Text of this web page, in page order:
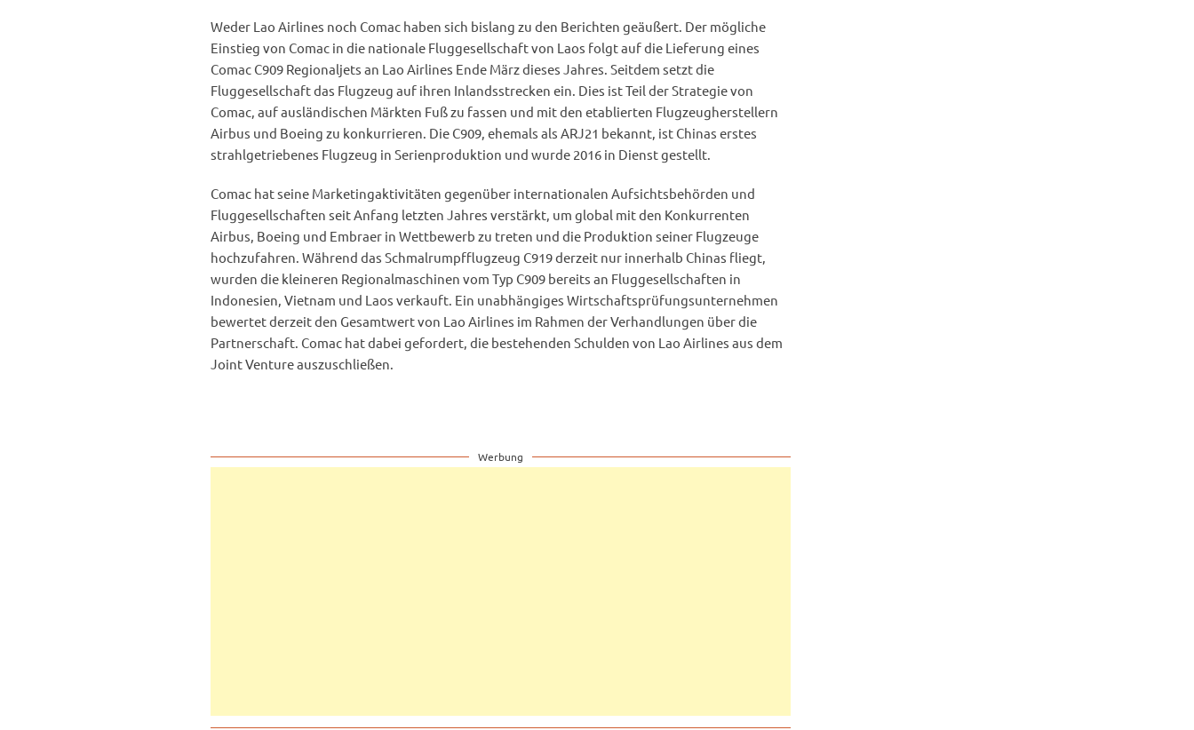
Weder Lao Airlines noch Comac haben sich bislang zu den Berichten geäußert. Der mögliche
Einstieg von Comac in die nationale Fluggesellschaft von Laos folgt auf die Lieferung eines
Comac C909 Regionaljets an Lao Airlines Ende März dieses Jahres. Seitdem setzt die
Fluggesellschaft das Flugzeug auf ihren Inlandsstrecken ein. Dies ist Teil der Strategie von
Comac, auf ausländischen Märkten Fuß zu fassen und mit den etablierten Flugzeugherstellern
Airbus und Boeing zu konkurrieren. Die C909, ehemals als ARJ21 bekannt, ist Chinas erstes
strahlgetriebenes Flugzeug in Serienproduktion und wurde 2016 in Dienst gestellt.
Comac hat seine Marketingaktivitäten gegenüber internationalen Aufsichtsbehörden und
Fluggesellschaften seit Anfang letzten Jahres verstärkt, um global mit den Konkurrenten
Airbus, Boeing und Embraer in Wettbewerb zu treten und die Produktion seiner Flugzeuge
hochzufahren. Während das Schmalrumpfflugzeug C919 derzeit nur innerhalb Chinas fliegt,
wurden die kleineren Regionalmaschinen vom Typ C909 bereits an Fluggesellschaften in
Indonesien, Vietnam und Laos verkauft. Ein unabhängiges Wirtschaftsprüfungsunternehmen
bewertet derzeit den Gesamtwert von Lao Airlines im Rahmen der Verhandlungen über die
Partnerschaft. Comac hat dabei gefordert, die bestehenden Schulden von Lao Airlines aus dem
Joint Venture auszuschließen.
Werbung